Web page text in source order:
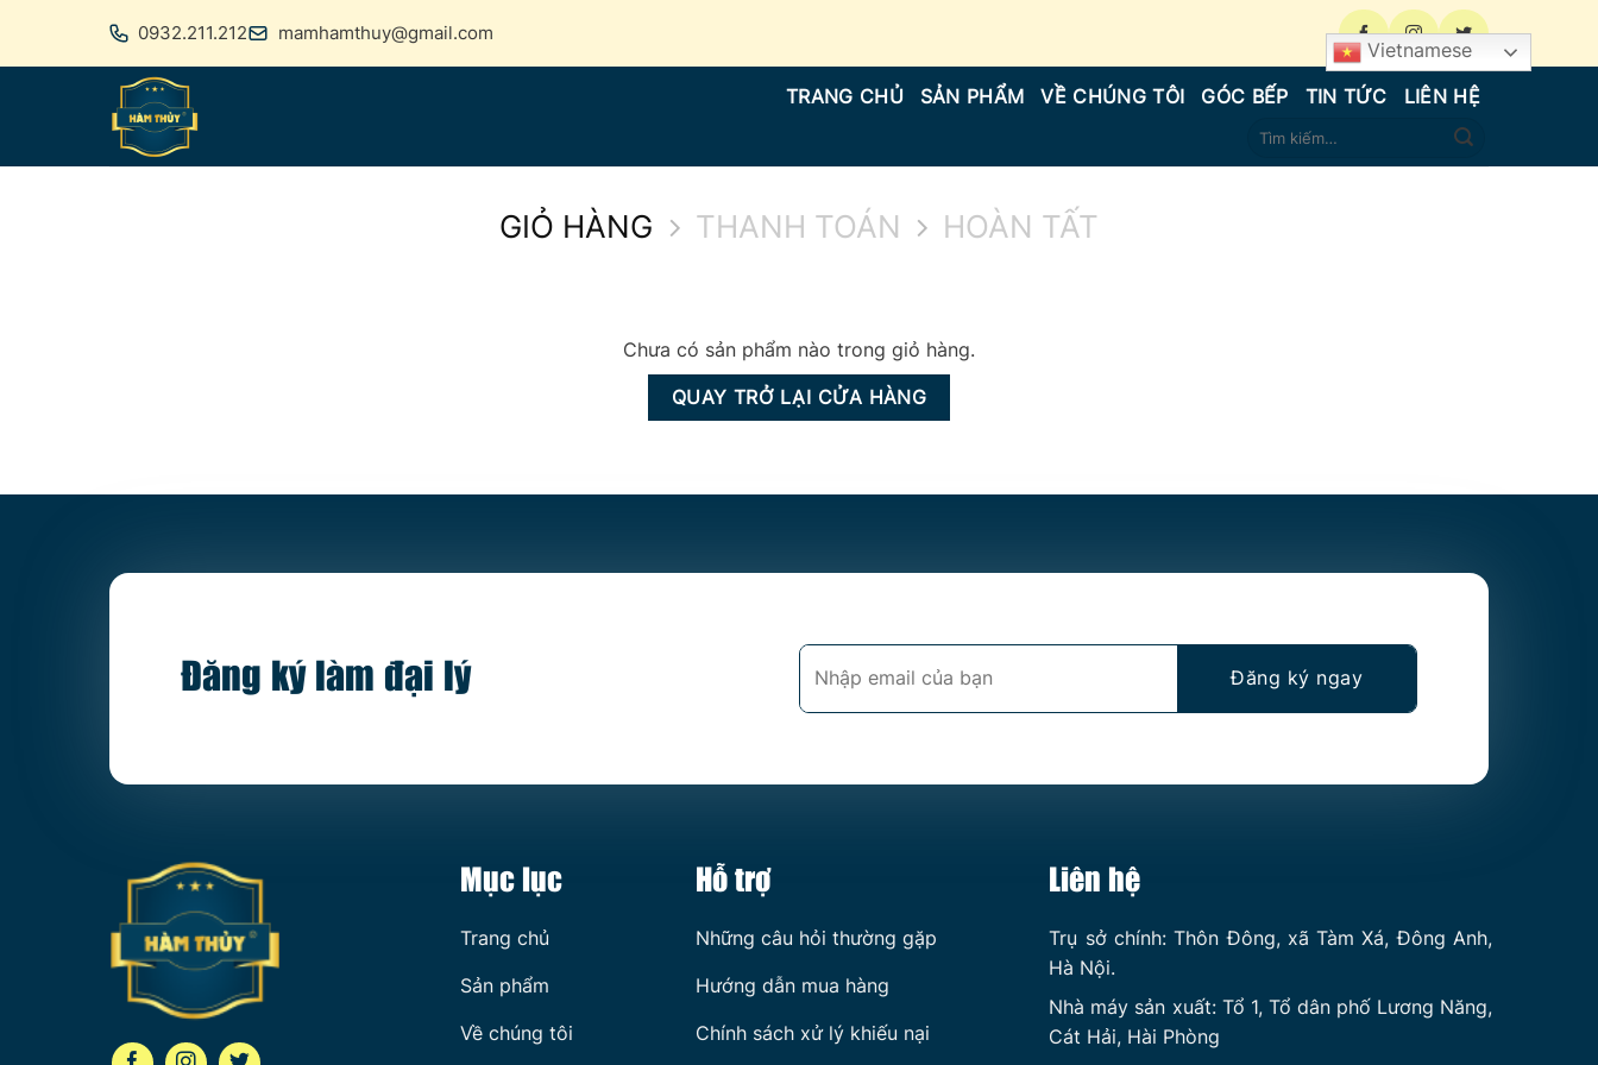
content
0932.211.212 mamhamthuy@gmail.com
Vietnamese
TRANG CHỦ
SẢN PHẨM VỀ CHÚNG TÔI GÓC BẾP TIN TỨC LIÊN HỆ
Tìm
GIỎ HÀNG THANH TOÁN HOÀN TẤT
Chưa có sản phẩm nào trong giỏ hàng.
QUAY TRỞ LẠI CỬA HÀNG
Đăng ký làm đại lý
Mục lục
Trang chủ
Sản phẩm
Về chúng tôi
Hỗ trợ
Những câu hỏi thường gặp
Hướng dẫn mua hàng
Chính sách xử lý khiếu nại
Liên hệ
Trụ sở chính: Thôn Đông, xã Tàm Xá, Đông Anh,
Hà Nội.
Nhà máy sản xuất: Tổ 1, Tổ dân phố Lương Năng,
Cát Hải, Hài Phòng